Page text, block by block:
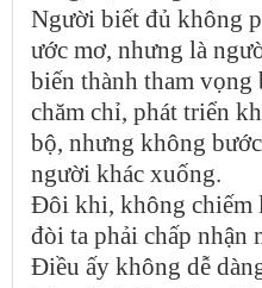
Người biết đủ không
ước mơ, nhưng là
biến thành tham
chăm chỉ, phát triển
bộ, nhưng không
người khác xuống.
Đôi khi, không chiếm
đòi ta phải chấp nhận
Điều ấy không dễ